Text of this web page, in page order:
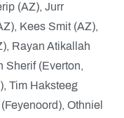
(AZ), Jurr
Kees Smit (AZ),
Rayan Atikallah
Sherif (Everton,
Tim Haksteeg
Othniel